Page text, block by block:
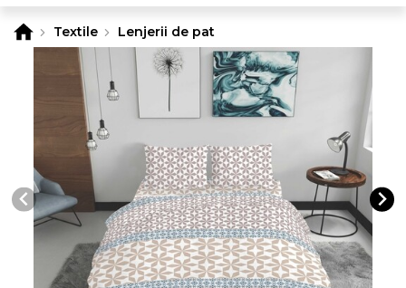
Textile Lenjerii de pat